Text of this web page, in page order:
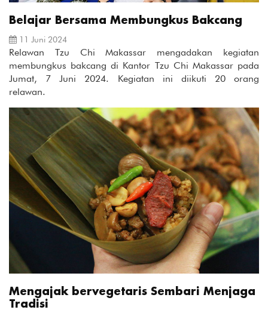
Belajar Bersama Membungkus Bakcang
11 Juni 2024
Relawan Tzu Chi Makassar mengadakan kegiatan
membungkus bakcang di Kantor Tzu Chi Makassar pada
Jumat, 7 Juni 2024. Kegiatan ini diikuti 20 orang
relawan.
Mengajak bervegetaris Sembari Menjaga
Tradisi